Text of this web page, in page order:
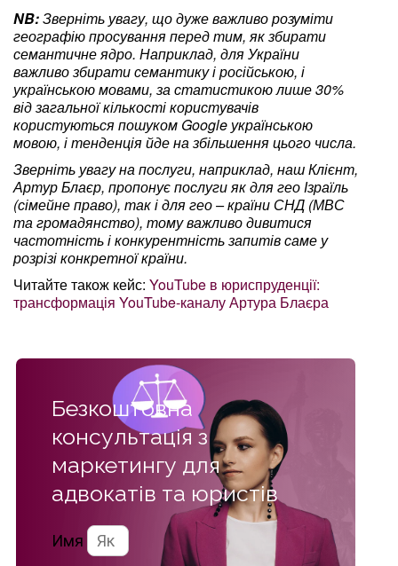
NB:Зверніть увагу, що дуже важливо розуміти
географію просування перед тим, як збирати
семантичне ядро. Наприклад, для України
важливо збирати семантику і російською, і
українською мовами, за статистикою лише 30%
від загальної кількості користувачів
користуються пошуком Google українською
мовою, і тенденція йде на збільшення цього числа.
Зверніть увагу на послуги, наприклад, наш Клієнт,
Артур Блаєр, пропонує послуги як для гео Ізраїль
(сімейне право), так і для гео – країни СНД (МВС
та громадянство), тому важливо дивитися
частотність і конкурентність запитів саме у
розрізі конкретної країни.
Читайте також кейс: YouTube в юриспруденції:
трансформація YouTube-каналу Артура Блаєра
Безкоштовна
консультація з
маркетингу для
адвокатів та юристів
Имя